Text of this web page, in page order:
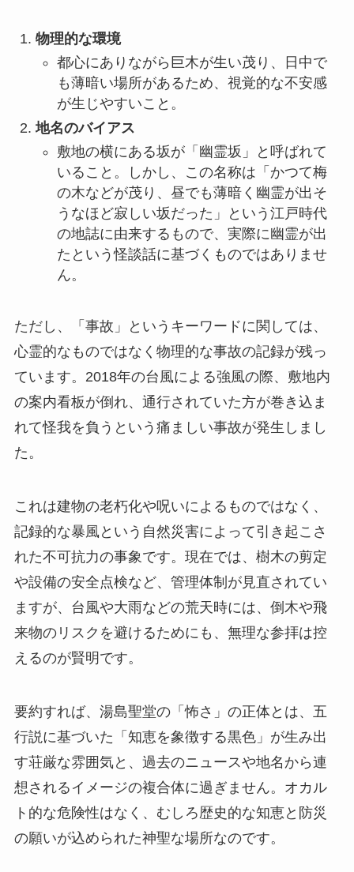
物理的な環境
都心にありながら巨木が生い茂り、日中で
も薄暗い場所があるため、視覚的な不安感
が生じやすいこと。
地名のバイアス
敷地の横にある坂が「幽霊坂」と呼ばれて
いること。しかし、この名称は「かつて梅
の木などが茂り、昼でも薄暗く幽霊が出そ
うなほど寂しい坂だった」という江戸時代
の地誌に由来するもので、実際に幽霊が出
たという怪談話に基づくものではありませ
ん。
ただし、「事故」というキーワードに関しては、
心霊的なものではなく物理的な事故の記録が残っ
ています。2018年の台風による強風の際、敷地内
の案内看板が倒れ、通行されていた方が巻き込ま
れて怪我を負うという痛ましい事故が発生しまし
た。
これは建物の老朽化や呪いによるものではなく、
記録的な暴風という自然災害によって引き起こさ
れた不可抗力の事象です。現在では、樹木の剪定
や設備の安全点検など、管理体制が見直されてい
ますが、台風や大雨などの荒天時には、倒木や飛
来物のリスクを避けるためにも、無理な参拝は控
えるのが賢明です。
要約すれば、湯島聖堂の「怖さ」の正体とは、五
行説に基づいた「知恵を象徴する黒色」が生み出
す荘厳な雰囲気と、過去のニュースや地名から連
想されるイメージの複合体に過ぎません。オカル
ト的な危険性はなく、むしろ歴史的な知恵と防災
の願いが込められた神聖な場所なのです。